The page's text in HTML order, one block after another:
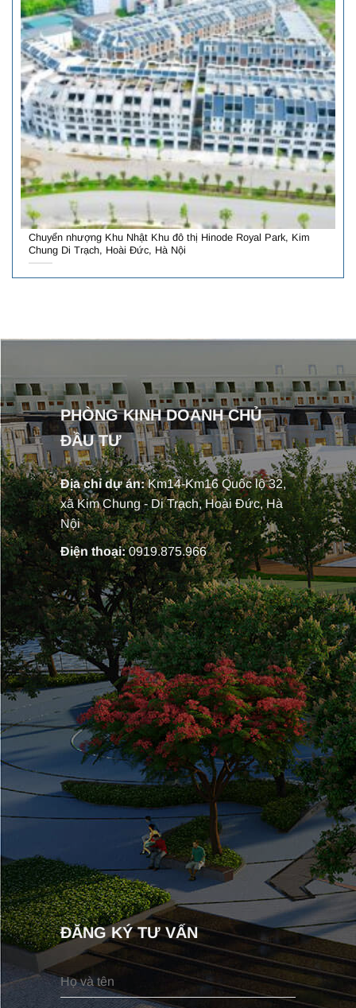
Chuyển nhượng Khu Nhật Khu đô thị Hinode Royal Park, Kim
Chung Di Trạch, Hoài Đức, Hà Nội
PHÒNG KINH DOANH CHỦ
ĐẦU TƯ
Địa chỉ dự án:Km14-Km16 Quốc lộ 32,
xã Kim Chung - Di Trạch, Hoài Đức, Hà
Nội
Điện thoại:0919.875.966
ĐĂNG KÝ TƯ VẤN